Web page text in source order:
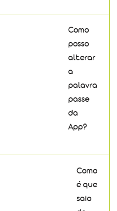
Como
posso
alterar
a
palavra
passe
da
App?
Como
é que
saio